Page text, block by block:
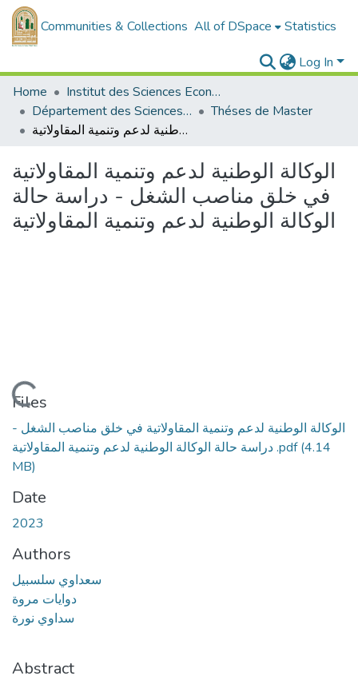
Communities & Collections All of DSpace Statistics
Log In
Home
Institut des Sciences Economiques, Commerciales et des Sciences de Gestion
Département des Sciences de Gestion
Théses de Master
الوكالة الوطنية لدعم وتنمية المقاولاتية في خلق مناصب الشغل - دراسة حالة الوكالة الوطنية لدعم وتنمية المقاولاتية
الوكالة الوطنية لدعم وتنمية المقاولاتية
في خلق مناصب الشغل - دراسة حالة
الوكالة الوطنية لدعم وتنمية المقاولاتية
Loading...
Files
الوكالة الوطنية لدعم وتنمية المقاولاتية في خلق مناصب الشغل -
دراسة حالة الوكالة الوطنية لدعم وتنمية المقاولاتية .pdf(4.14
MB)
Date
2023
Authors
سعداوي سلسبيل
دوايات مروة
سداوي نورة
Abstract